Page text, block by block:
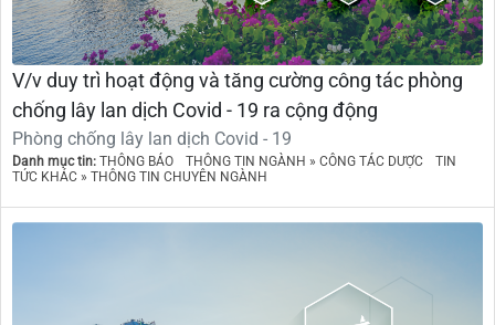
V/v duy trì hoạt động và tăng cường công tác phòng
chống lây lan dịch Covid - 19 ra cộng động
Phòng chống lây lan dịch Covid - 19
Danh mục tin: THÔNG BÁO THÔNG TIN NGÀNH » CÔNG TÁC DƯỢC
TIN
TỨC KHÁC » THÔNG TIN CHUYÊN NGÀNH